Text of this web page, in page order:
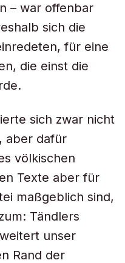
– war offenbar
sich die
für eine
die einst die
sich zwar nicht
aber dafür
völkischen
Texte aber für
maßgeblich sind,
Tändlers
unser
Rand der